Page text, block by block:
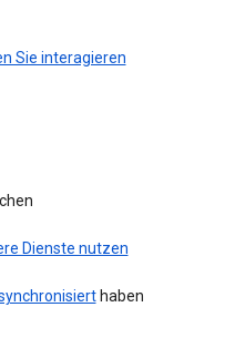
Sie interagieren
Dienste nutzen
haben